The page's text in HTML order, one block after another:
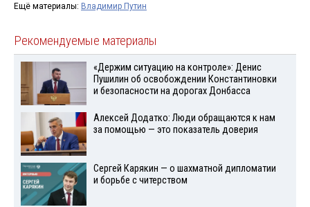
Ещё материалы: Владимир Путин
Рекомендуемые материалы
«Держим ситуацию на контроле»: Денис
Пушилин об освобождении Константиновки
и безопасности на дорогах Донбасса
Алексей Додатко: Люди обращаются к нам
за помощью — это показатель доверия
Сергей Карякин — о шахматной дипломатии
и борьбе с читерством